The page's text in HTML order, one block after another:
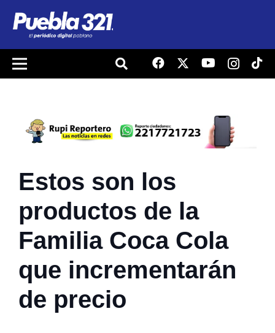
Estos son los
productos de la
Familia Coca Cola
que incrementarán
de precio